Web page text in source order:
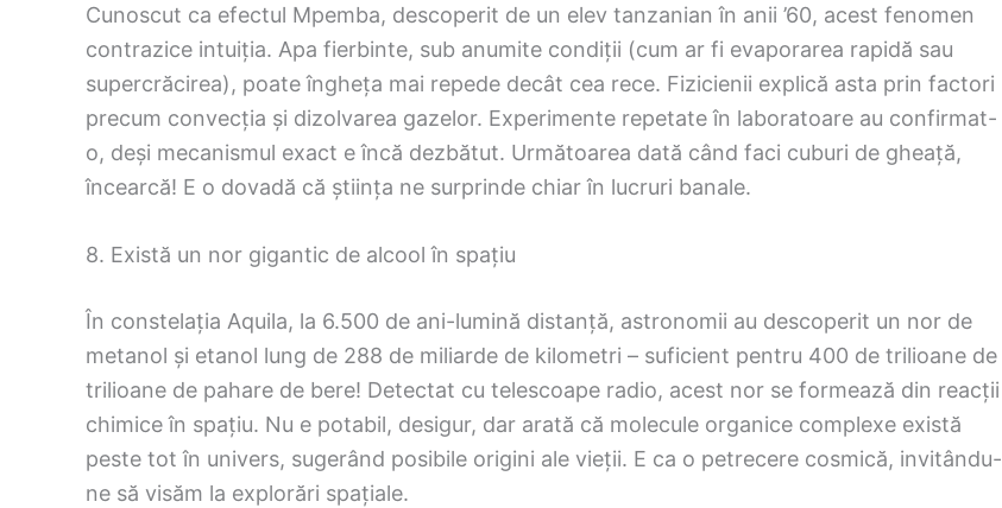
Cunoscut ca efectul Mpemba, descoperit de un elev tanzanian în anii ’60, acest fenomen
contrazice intuiția. Apa fierbinte, sub anumite condiții (cum ar fi evaporarea rapidă sau
supercrăcirea), poate îngheța mai repede decât cea rece. Fizicienii explică asta prin factori
precum convecția și dizolvarea gazelor. Experimente repetate în laboratoare au confirmat-
o, deși mecanismul exact e încă dezbătut. Următoarea dată când faci cuburi de gheață,
încearcă! E o dovadă că știința ne surprinde chiar în lucruri banale.
8. Există un nor gigantic de alcool în spațiu
În constelația Aquila, la 6.500 de ani-lumină distanță, astronomii au descoperit un nor de
metanol și etanol lung de 288 de miliarde de kilometri – suficient pentru 400 de trilioane de
trilioane de pahare de bere! Detectat cu telescoape radio, acest nor se formează din reacții
chimice în spațiu. Nu e potabil, desigur, dar arată că molecule organice complexe există
peste tot în univers, sugerând posibile origini ale vieții. E ca o petrecere cosmică, invitându-
ne să visăm la explorări spațiale.